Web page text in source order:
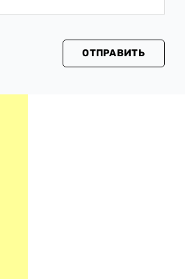
ОТПРАВИТЬ